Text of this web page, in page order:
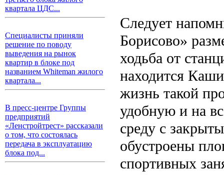
квартала ЦДС...
Специалисты приняли
решение по поводу
выведения на рынок
квартир в блоке под
названием Whiteman жилого
квартала...
В пресс-центре Группы
предприятий
«Ленстройтрест» рассказали
о том, что состоялась
передача в эксплуатацию
блока под...
Следует
Борисово»
ходьба от
находится
жизнь такой
удобную и на
среду с
обустроены
спортивных